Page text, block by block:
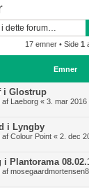
17 emner • Side 1
Emner
i Glostrup
af Laeborg « 3. mar 2016
i Lyngby
af Colour Point « 2. dec
i Plantorama
af